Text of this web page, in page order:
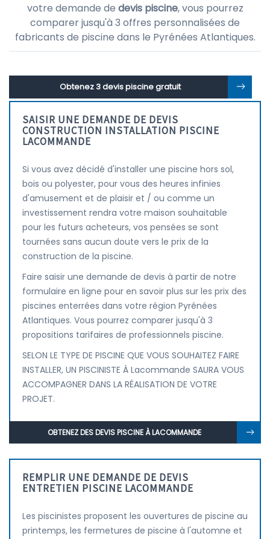
votre demande de devis piscine, vous pourrez
comparer jusqu'à 3 offres personnalisées de
fabricants de piscine dans le Pyrénées Atlantiques.
Obtenez 3 devis piscine gratuit
SAISIR UNE DEMANDE DE DEVIS
CONSTRUCTION INSTALLATION PISCINE
LACOMMANDE
Si vous avez décidé d'installer une piscine hors sol,
bois ou polyester, pour vous des heures infinies
d'amusement et de plaisir et / ou comme un
investissement rendra votre maison souhaitable
pour les futurs acheteurs, vos pensées se sont
tournées sans aucun doute vers le prix de la
construction de la piscine.
Faire saisir une demande de devis à partir de notre
formulaire en ligne pour en savoir plus sur les prix des
piscines enterrées dans votre région Pyrénées
Atlantiques. Vous pourrez comparer jusqu'à 3
propositions tarifaires de professionnels piscine.
SELON LE TYPE DE PISCINE QUE VOUS SOUHAITEZ FAIRE
INSTALLER, UN PISCINISTE À Lacommande SAURA VOUS
ACCOMPAGNER DANS LA RÉALISATION DE VOTRE
PROJET.
OBTENEZ DES DEVIS PISCINE À LACOMMANDE
REMPLIR UNE DEMANDE DE DEVIS
ENTRETIEN PISCINE LACOMMANDE
Les piscinistes proposent les ouvertures de piscine au
printemps, les fermetures de piscine à l'automne et